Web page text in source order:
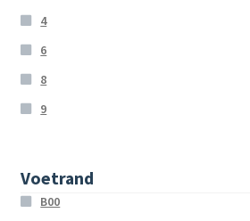
4
6
8
9
Voetrand
B00